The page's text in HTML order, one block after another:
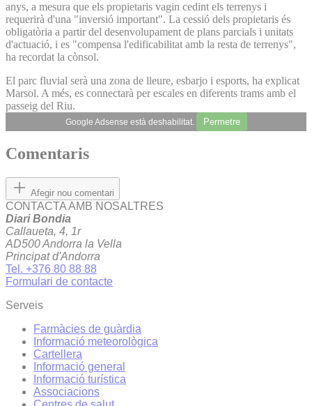
anys, a mesura que els propietaris vagin cedint els terrenys i
requerirà d'una "inversió important". La cessió dels propietaris és
obligatòria a partir del desenvolupament de plans parcials i unitats
d'actuació, i es "compensa l'edificabilitat amb la resta de terrenys",
ha recordat la cònsol.
El parc fluvial serà una zona de lleure, esbarjo i esports, ha explicat
Marsol. A més, es connectarà per escales en diferents trams amb el
passeig del Riu.
Google Adsense està deshabilitat. Permetre
Comentaris
Afegir nou comentari
CONTACTA AMB NOSALTRES
Diari Bondia
Callaueta, 4, 1r
AD500 Andorra la Vella
Principat d'Andorra
Tel. +376 80 88 88
Formulari de contacte
Serveis
Farmàcies de guàrdia
Informació meteorològica
Cartellera
Informació general
Informació turística
Associacions